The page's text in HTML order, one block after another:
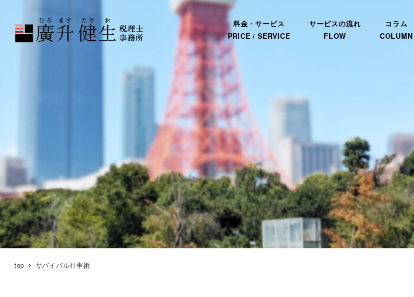
料金・サービス
PRICE / SERVICE
サービスの流れ
FLOW
コラム
COLUMN
top サバイバル仕事術